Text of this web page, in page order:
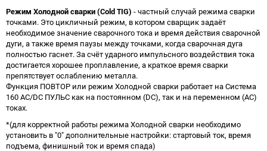
Режим Холодной сварки (Cold TIG) - частный случай режима сварки
точками. Это цикличный режим, в котором сварщик задаёт
необходимое значение сварочного тока и время действия сварочной
дуги, а также время паузы между точками, когда сварочная дуга
полностью гаснет. За счёт ударного импульсного воздействия тока
достигается хорошее проплавление, а краткое время сварки
препятствует ослаблению металла.
Функция ПОВТОР или режим Холодной сварки работает на Система
160 AC/DC ПУЛЬС как на постоянном (DC), так и на переменном (AC)
токах.
*(для корректной работы режима Холодной сварки необходимо
установить в "0" дополнительные настройки: стартовый ток, время
подъема, финишный ток и время спада)